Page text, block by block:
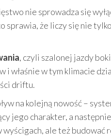
nie sprowadza się
sprawia, że liczy się nie
, czyli szalonej jazdy
właśnie w tym klimacie
driftu.
na kolejną nowość –
jego charakter, a
ale też budować